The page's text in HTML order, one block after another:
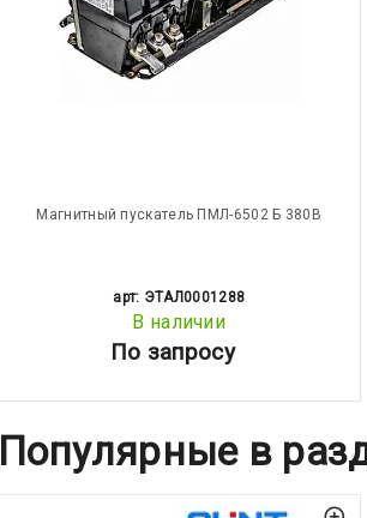
Магнитный пускатель ПМЛ-6502 Б 380В
арт: ЭТАЛ0001288
В наличии
По запросу
Популярные в